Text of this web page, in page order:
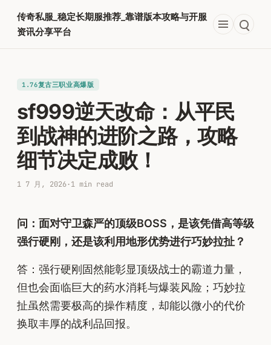
内
传奇私服_稳定长期服推荐_靠谱版本攻略与开服
资讯分享平台
1.76复古三职业高爆版
sf999逆天改命：从平民
到战神的进阶之路，攻略
细节决定成败！
1 7 月, 2026·1 min read
问：面对守卫森严的顶级BOSS，是该凭借高等级
强行硬刚，还是该利用地形优势进行巧妙拉扯？
答：强行硬刚固然能彰显顶级战士的霸道力量，
但也会面临巨大的药水消耗与爆装风险；巧妙拉
扯虽然需要极高的操作精度，却能以微小的代价
换取丰厚的战利品回报。